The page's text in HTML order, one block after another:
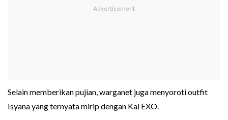
Selain memberikan pujian, warganet juga menyoroti outfit
Isyana yang ternyata mirip dengan Kai EXO.